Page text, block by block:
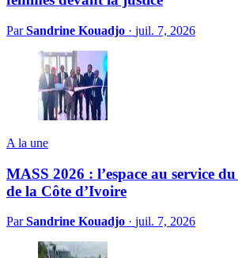
ParSandrine Kouadjo · juil. 7, 2026
A la une
MASS 2026 : l’espace au service
de la Côte d’Ivoire
ParSandrine Kouadjo · juil. 7, 2026